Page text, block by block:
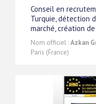
Conseil en
Turquie, détection
marché, création
Nom officiel :Azkan
Paris (France)